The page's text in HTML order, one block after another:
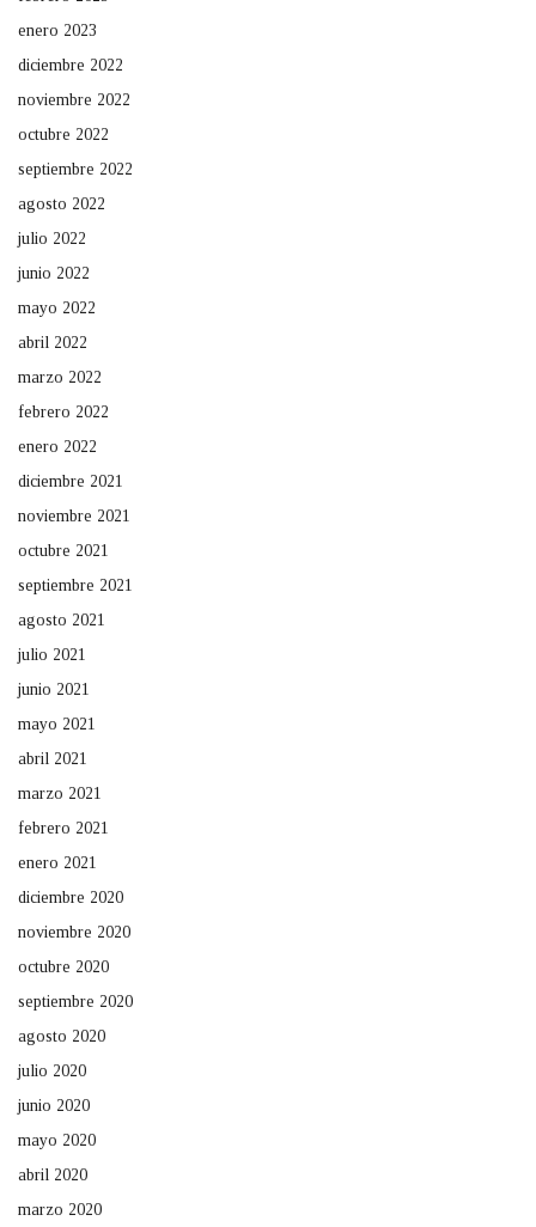
enero 2023
diciembre 2022
noviembre 2022
octubre 2022
septiembre 2022
agosto 2022
julio 2022
junio 2022
mayo 2022
abril 2022
marzo 2022
febrero 2022
enero 2022
diciembre 2021
noviembre 2021
octubre 2021
septiembre 2021
agosto 2021
julio 2021
junio 2021
mayo 2021
abril 2021
marzo 2021
febrero 2021
enero 2021
diciembre 2020
noviembre 2020
octubre 2020
septiembre 2020
agosto 2020
julio 2020
junio 2020
mayo 2020
abril 2020
marzo 2020